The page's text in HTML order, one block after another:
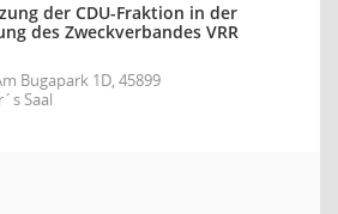
der CDU-Fraktion in der
des Zweckverbandes VRR
Bugapark 1D, 45899
Saal